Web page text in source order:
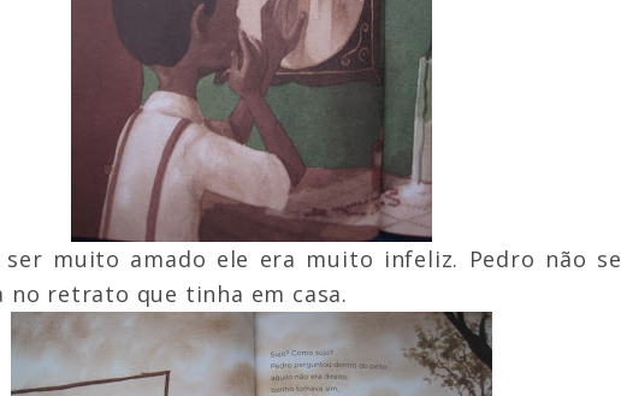
ser muito amado ele era muito infeliz. Pedro não se
no retrato que tinha em casa.